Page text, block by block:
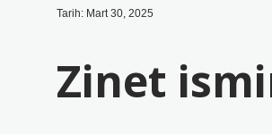
Tarih: Mart 30, 2025
Zinet